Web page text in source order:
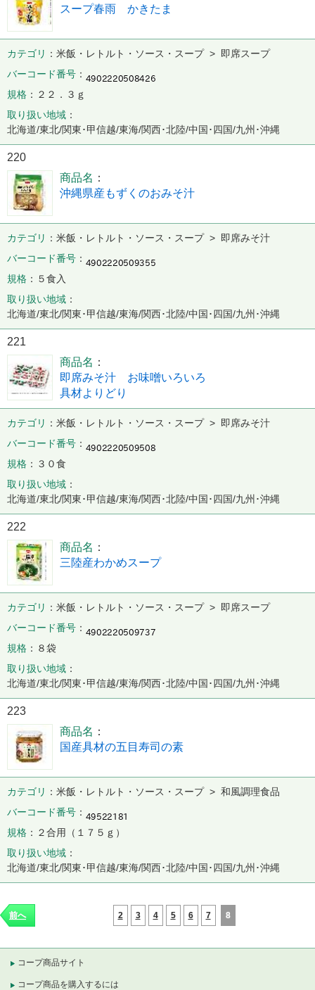
スープ春雨 かきたま
カテゴリ
米飯・レトルト・ソース・スープ > 即席スープ
バーコード番号
規格
２２．３ｇ
取り扱い地域
北海道/東北/関東･甲信越/東海/関西･北陸/中国･四国/九州･沖縄
220
商品名
沖縄県産もずくのおみそ汁
カテゴリ
米飯・レトルト・ソース・スープ > 即席みそ汁
バーコード番号
規格
５食入
取り扱い地域
北海道/東北/関東･甲信越/東海/関西･北陸/中国･四国/九州･沖縄
221
商品名
即席みそ汁 お味噌いろいろ
具材よりどり
カテゴリ
米飯・レトルト・ソース・スープ > 即席みそ汁
バーコード番号
規格
３０食
取り扱い地域
北海道/東北/関東･甲信越/東海/関西･北陸/中国･四国/九州･沖縄
222
商品名
三陸産わかめスープ
カテゴリ
米飯・レトルト・ソース・スープ > 即席スープ
バーコード番号
規格
８袋
取り扱い地域
北海道/東北/関東･甲信越/東海/関西･北陸/中国･四国/九州･沖縄
223
商品名
国産具材の五目寿司の素
カテゴリ
米飯・レトルト・ソース・スープ > 和風調理食品
バーコード番号
規格
２合用（１７５ｇ）
取り扱い地域
北海道/東北/関東･甲信越/東海/関西･北陸/中国･四国/九州･沖縄
前へ 2 3 4 5 6 7 8
コープ商品サイト
コープ商品を購入するには